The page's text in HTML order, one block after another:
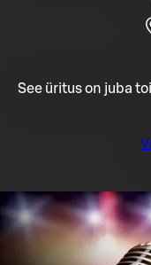
See üritus on juba